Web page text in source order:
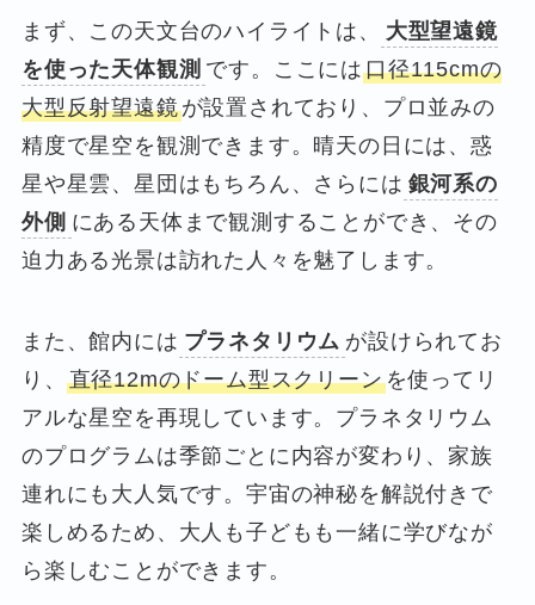
まず、この天文台のハイライトは、
大型望遠鏡
を使った天体観測 です。ここには口径115cmの
大型反射望遠鏡が設置されており、プロ並みの
精度で星空を観測できます。晴天の日には、惑
星や星雲、星団はもちろん、さらには 銀河系の
外側 にある天体まで観測することができ、その
迫力ある光景は訪れた人々を魅了します。
また、館内には プラネタリウム が設けられてお
り、 直径12mのドーム型スクリーンを使ってリ
アルな星空を再現しています。プラネタリウム
のプログラムは季節ごとに内容が変わり、家族
連れにも大人気です。宇宙の神秘を解説付きで
楽しめるため、大人も子どもも一緒に学びなが
ら楽しむことができます。